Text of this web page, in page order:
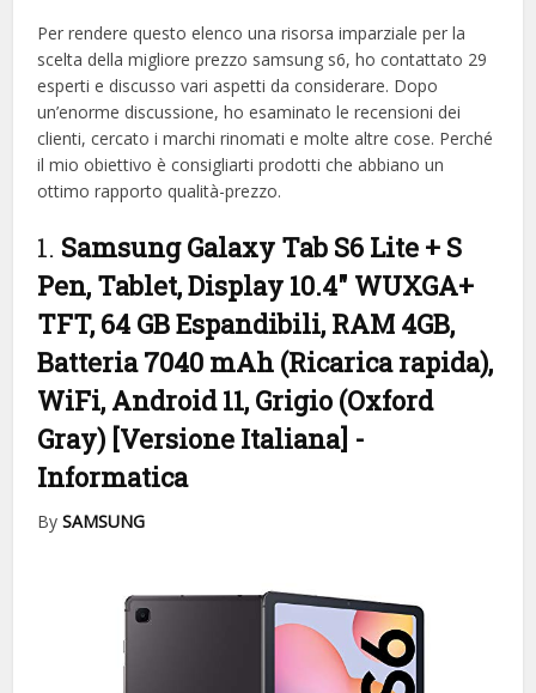
Per rendere questo elenco una risorsa imparziale per la
scelta della migliore prezzo samsung s6, ​​ho contattato 29
esperti e discusso vari aspetti da considerare. Dopo
un’enorme discussione, ho esaminato le recensioni dei
clienti, cercato i marchi rinomati e molte altre cose. Perché
il mio obiettivo è consigliarti prodotti che abbiano un
ottimo rapporto qualità-prezzo.
1. Samsung Galaxy Tab S6 Lite + S
Pen, Tablet, Display 10.4″ WUXGA+
TFT, 64 GB Espandibili, RAM 4GB,
Batteria 7040 mAh (Ricarica rapida),
WiFi, Android 11, Grigio (Oxford
Gray) [Versione Italiana] -
Informatica
BySAMSUNG